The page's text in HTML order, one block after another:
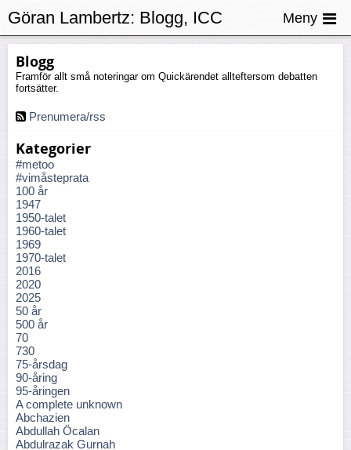
Blogg
Framför allt små noteringar om Quickärendet allteftersom debatten
fortsätter.
Prenumera/rss
Kategorier
#metoo
#vimåsteprata
100 år
1947
1950-talet
1960-talet
1969
1970-talet
2016
2020
2025
50 år
500 år
70
730
75-årsdag
90-åring
95-åringen
A complete unknown
Abchazien
Abdullah Öcalan
Abdulrazak Gurnah
Göran Lambertz: Blogg, ICC Meny